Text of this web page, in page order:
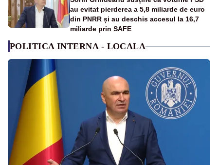
au evitat pierderea a 5,8 miliarde de euro
din PNRR și au deschis accesul la 16,7
miliarde prin SAFE
POLITICA INTERNA - LOCALA